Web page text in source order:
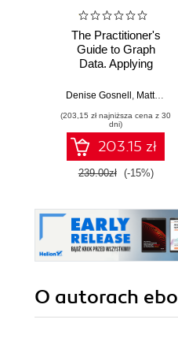
The Practitioner's
Guide to Graph
Data. Applying
and Graph
Solve Complex
Problems
Denise Gosnell , Matthias Broecheler
(203,15 zł najniższa cena z 30
dni)
203.15 zł
239.00zł (-15%)
O autorach